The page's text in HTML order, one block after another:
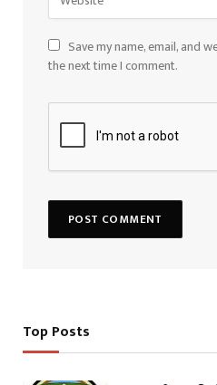
Save my name, email, and
the next time I comment.
Top Posts